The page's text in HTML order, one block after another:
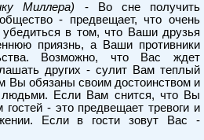
Миллера) - Во сне получить
- предвещает, что очень
в том, что Ваши друзья
приязнь, а Ваши противники
Возможно, что Вас ждет
других - сулит Вам теплый
Вы обязаны своим достоинством и
Если Вам снится, что Вы
- это предвещает тревоги и
Если в гости зовут Вас -